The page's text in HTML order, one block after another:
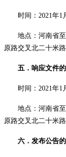
时间： 2021年1
地点：河南省
原路交叉北二十米路
五． 响应文件
时间： 2021年1
地点：河南省
原路交叉北二十米路
六． 发布公告